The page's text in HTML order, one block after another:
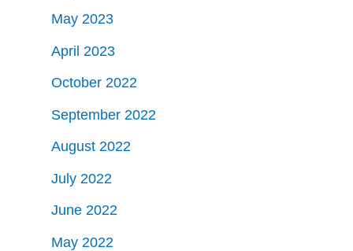
May 2023
April 2023
October 2022
September 2022
August 2022
July 2022
June 2022
May 2022